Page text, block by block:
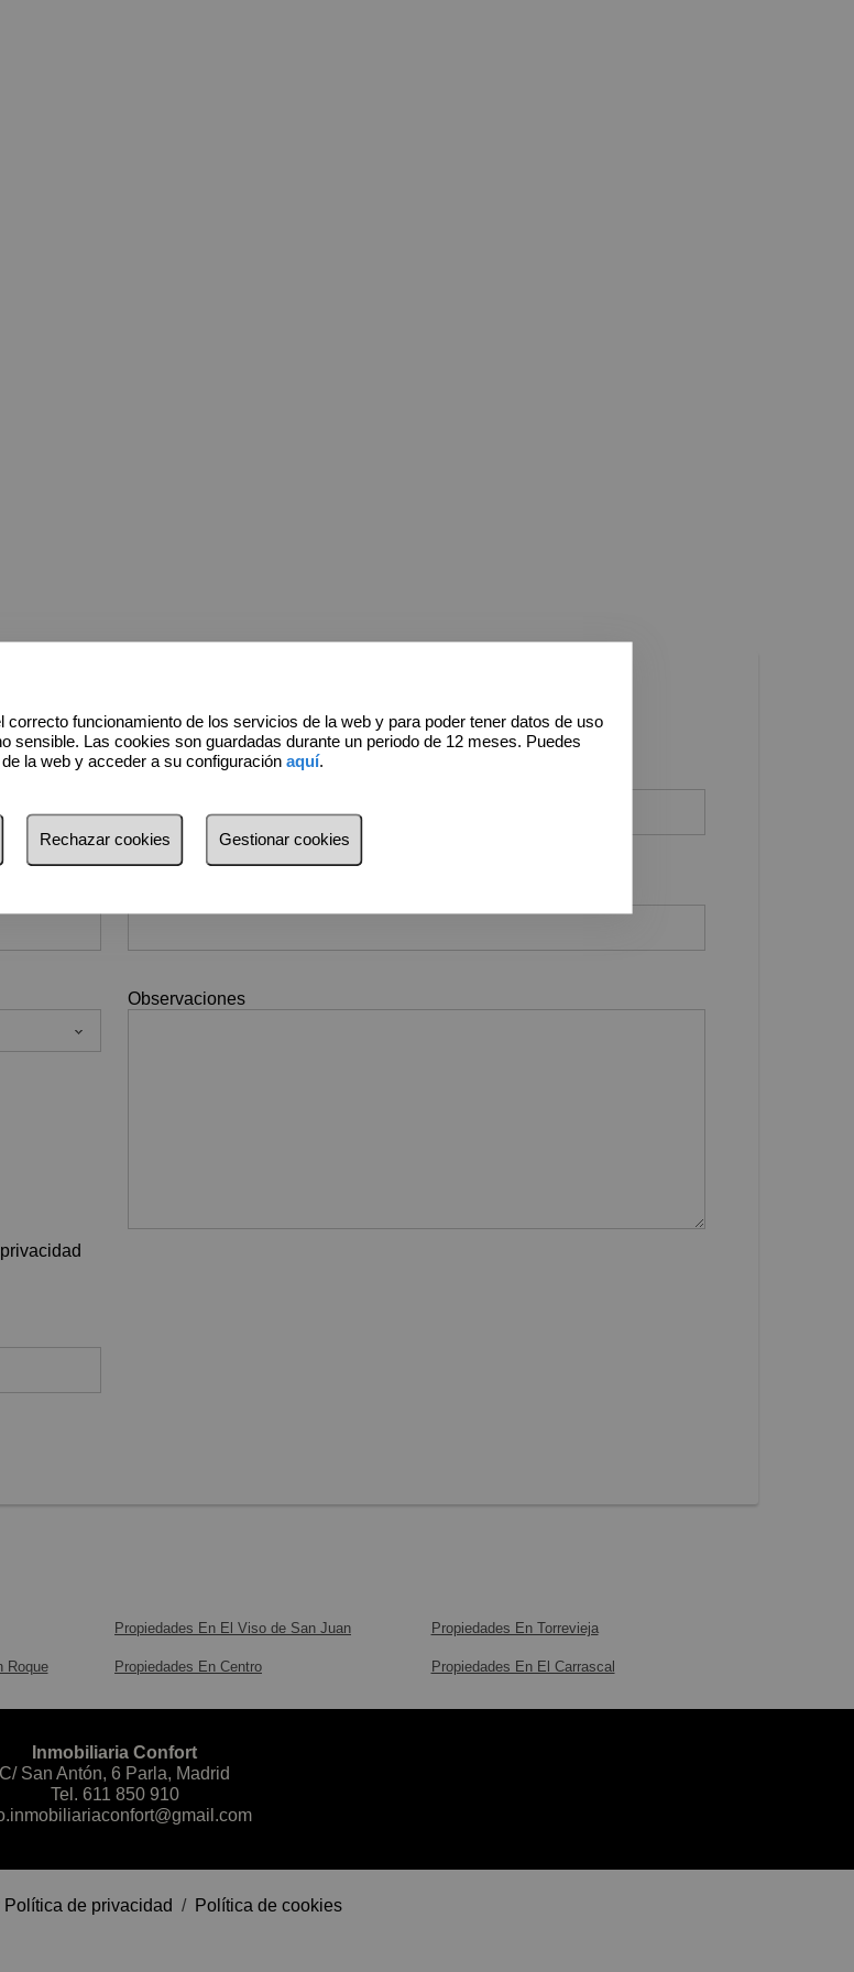
* Apellidos
Observaciones
Propiedades En El Viso de San Juan Propiedades En Torrevieja
Roque Propiedades En Centro Propiedades En El Carrascal
Inmobiliaria Confort
C/ San Antón, 6 Parla, Madrid
Tel. 611 850 910
de privacidad / Política de cookies
funcionamiento de los servicios de la web y para poder tener datos de uso
Las cookies son guardadas durante un periodo de 12 meses. Puedes
la web y acceder a su configuración aquí.
Rechazar cookies Gestionar cookies